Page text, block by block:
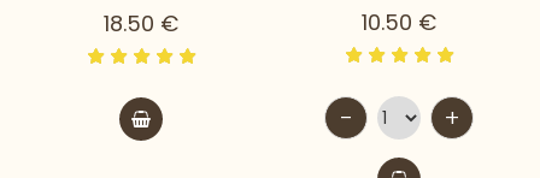
18.50 € 10.50 €
- +